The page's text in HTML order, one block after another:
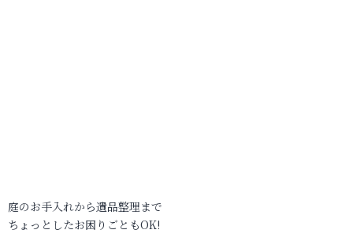
庭のお手入れから遺品整理まで
ちょっとしたお困りごともOK!